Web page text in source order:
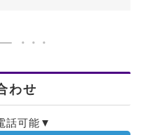
わせ
話可能▼